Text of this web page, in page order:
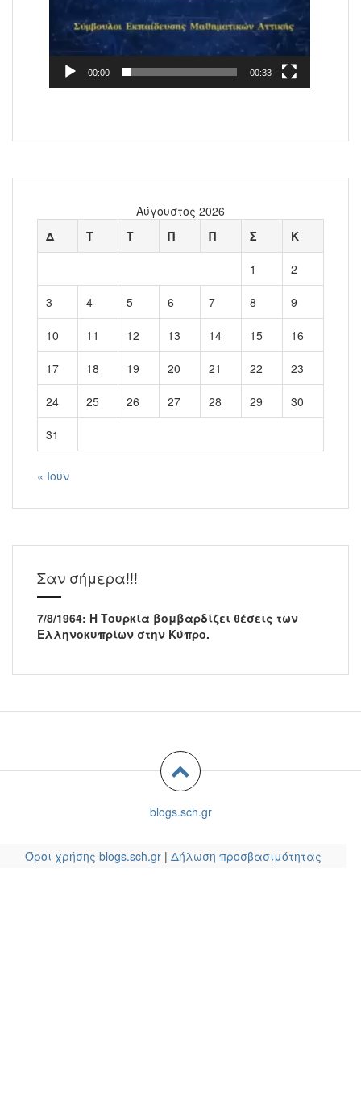
00:00 00:33
Αύγουστος 2026
Δ
Τ Τ Π Π Σ Κ
1 2
3 4 5 6 7 8 9
10 11 12 13 14 15 16
17 18 19 20 21 22 23
24 25 26 27 28 29 30
31
« Ιούν
Σαν σήμερα!!!
7/8/1964: Η Τουρκία βομβαρδίζει θέσεις των
Ελληνοκυπρίων στην Κύπρο.
blogs.sch.gr
Όροι χρήσης blogs.sch.gr |Δήλωση προσβασιμότητας